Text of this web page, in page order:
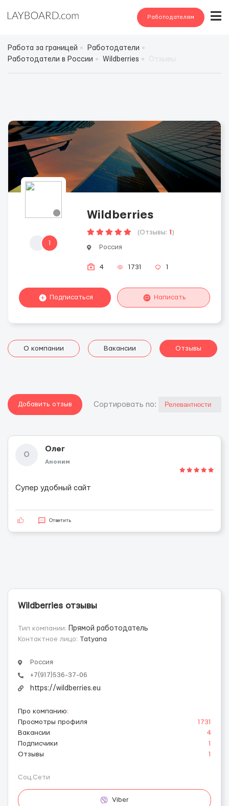
Работодателям
Работа за границей
Работодатели
Работодатели в России
Wildberries
1
Wildberries
(Отзывы: 1 )
Россия
4 1731 1
Подписаться Написать
О компании Вакансии Отзывы
Добавить отзыв Cортировать по:
О
Олег
Аноним
Супер удобный сайт
Ответить
Wildberries отзывы
Тип компании:
Прямой работодатель
Контактное лицо: Tatyana
Россия
+7(917)536-37-06
https://wildberries.eu
Про компанию:
Просмотры профиля
1731
Вакансии
4
Подписчики
1
Отзывы
1
Соц.Сети
Viber